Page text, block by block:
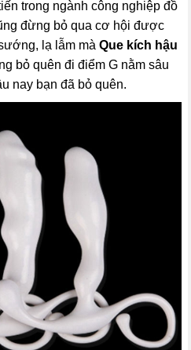
trong ngành công nghiệp đồ
đừng bỏ qua cơ hội được
lạ lẫm màQue kích hậu
bỏ quên đi điểm G nằm sâu
nay bạn đã bỏ quên.